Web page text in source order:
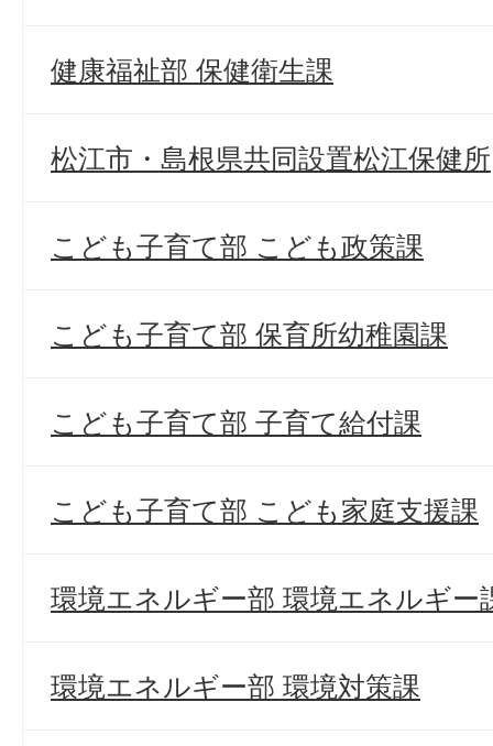
健康福祉部 保健衛生課
松江市・島根県共同設置松江保健所
こども子育て部 こども政策課
こども子育て部 保育所幼稚園課
こども子育て部 子育て給付課
こども子育て部 こども家庭支援課
環境エネルギー部 環境エネルギー
環境エネルギー部 環境対策課